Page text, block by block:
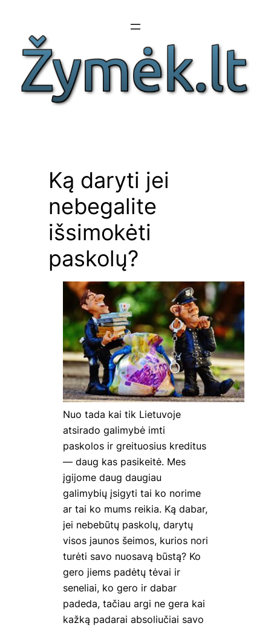
turinio
Ką daryti jei
nebegalite
išsimokėti
paskolų?
Nuo tada kai tik Lietuvoje
atsirado galimybė imti
paskolos ir greituosius kreditus
— daug kas pasikeitė. Mes
įgijome daug daugiau
galimybių įsigyti tai ko norime
ar tai ko mums reikia. Ką dabar,
jei nebebūtų paskolų, darytų
visos jaunos šeimos, kurios nori
turėti savo nuosavą būstą? Ko
gero jiems padėtų tėvai ir
seneliai, ko gero ir dabar
padeda, tačiau argi ne gera kai
kažką padarai absoliučiai savo